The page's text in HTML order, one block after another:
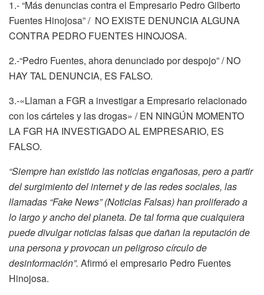
1.- “Más denuncias contra el Empresario Pedro Gilberto
Fuentes Hinojosa” / NO EXISTE DENUNCIA ALGUNA
CONTRA PEDRO FUENTES HINOJOSA.
2.-“Pedro Fuentes, ahora denunciado por despojo” / NO
HAY TAL DENUNCIA, ES FALSO.
3.-«Llaman a FGR a investigar a Empresario relacionado
con los cárteles y las drogas» / EN NINGÚN MOMENTO
LA FGR HA INVESTIGADO AL EMPRESARIO, ES
FALSO.
“Siempre han existido las noticias engañosas, pero a partir
del surgimiento del internet y de las redes sociales, las
llamadas “Fake News” (Noticias Falsas) han proliferado a
lo largo y ancho del planeta. De tal forma que cualquiera
puede divulgar noticias falsas que dañan la reputación de
una persona y provocan un peligroso círculo de
desinformación”. Afirmó el empresario Pedro Fuentes
Hinojosa.